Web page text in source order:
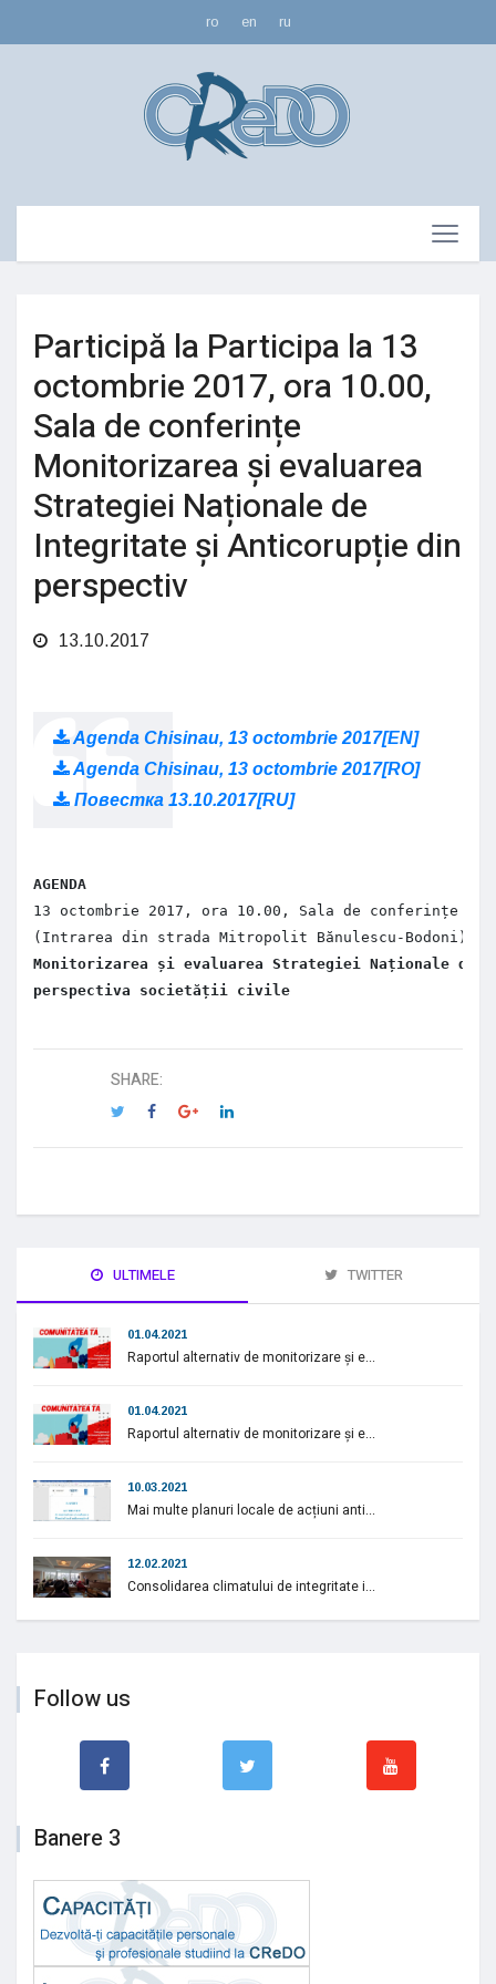
ro en ru
Participă la Participa la 13
octombrie 2017, ora 10.00,
Sala de conferințe
Monitorizarea și evaluarea
Strategiei Naționale de
Integritate și Anticorupție din
perspectiv
13.10.2017
Agenda Chisinau, 13 octombrie 2017[EN]
Agenda Chisinau, 13 octombrie 2017[RO]
Повестка 13.10.2017[RU]
AGENDA
13 octombrie 2017, ora 10.00, Sala de conferințe
(Intrarea din strada Mitropolit Bănulescu-Bodoni)
Monitorizarea și evaluarea Strategiei Naționale
perspectiva societății civile
SHARE:
ULTIMELE TWITTER
01.04.2021
Raportul alternativ de monitorizare și e...
01.04.2021
Raportul alternativ de monitorizare și e...
10.03.2021
Mai multe planuri locale de acțiuni anti...
12.02.2021
Consolidarea climatului de integritate i...
Follow us
Banere 3